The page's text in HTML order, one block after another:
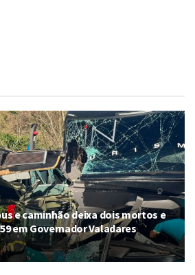
e caminhão deixa dois mortos e
em Governador Valadares